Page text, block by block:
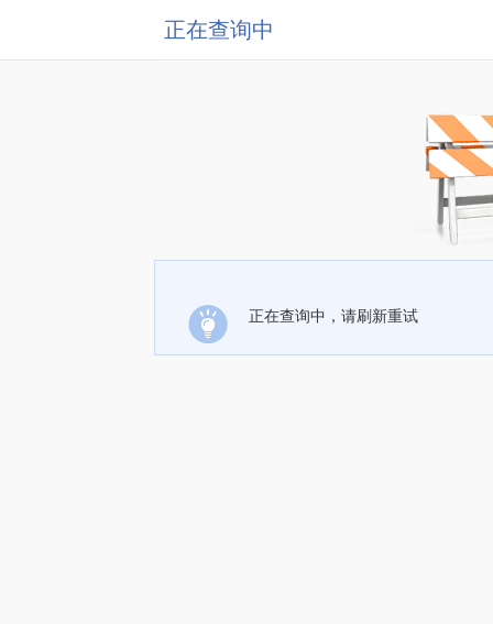
正在查询中
正在查询中，请刷新重试